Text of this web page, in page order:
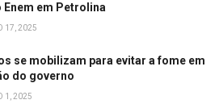
em Petrolina
17, 2025
se mobilizam para evitar a fome em
do governo
1, 2025